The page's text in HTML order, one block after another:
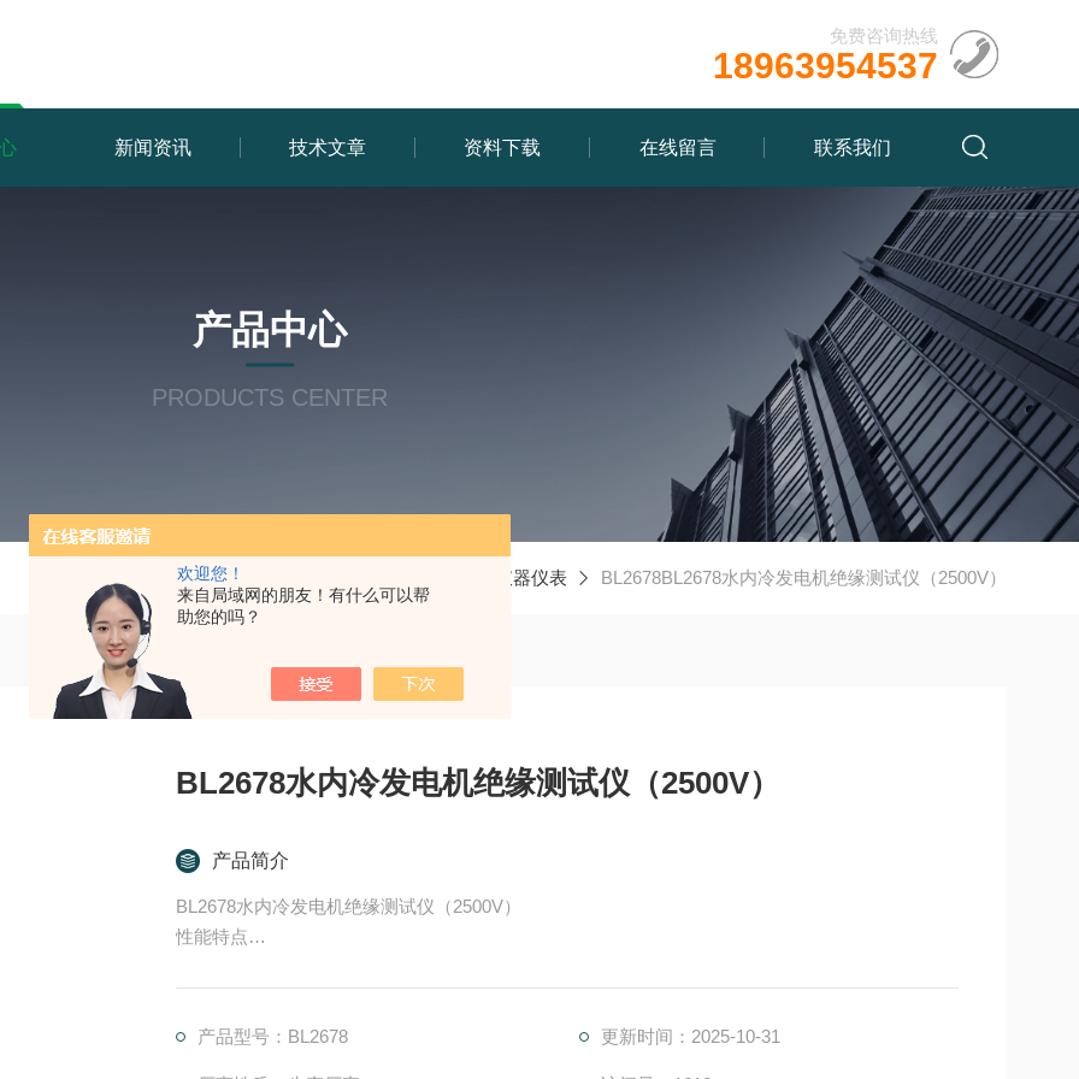
欢迎您！
来自局域网的朋友！有什么可以帮
助您的吗？
免费咨询热线
18963954537
新闻资讯 技术文章 资料下载 在线留言 联系我们
产品中心
PRODUCTS CENTER
当前位置： 进口仪器仪表 BL2678BL2678水内冷发电机绝缘测试仪（2500V）
BL2678水内冷发电机绝缘测试仪（2500V）
产品简介
BL2678水内冷发电机绝缘测试仪（2500V）
性能特点
仪表。
产品型号：BL2678 更新时间：2025-10-31